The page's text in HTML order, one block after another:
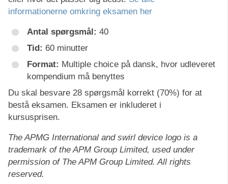
informationerne omkring eksamen her
Antal spørgsmål:40
Tid: 60 minutter
Format: Multiple choice på dansk, hvor udleveret
kompendium må benyttes
Du skal besvare 28 spørgsmål korrekt (70%) for at
bestå eksamen. Eksamen er inkluderet i
kursusprisen.
The APMG International and swirl device logo is a
trademark of the APM Group Limited, used under
permission of The APM Group Limited. All rights
reserved.